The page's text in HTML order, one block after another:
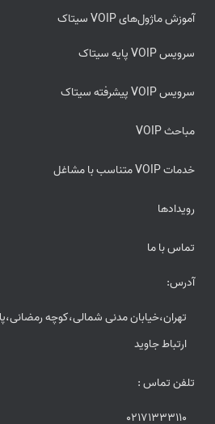
آموزش ماژول‌های VOIP سیتاک
سرویس VOIP پایه سیتاک
سرویس VOIP پیشرفته سیتاک
مباحث VOIP
خدمات VOIP متناسب با مشاغل
رویدادها
تماس با ما
آدرس:
ارتباط جاوید
تلفن تماس :
02171333110